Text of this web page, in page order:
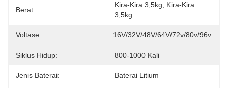
Berat:
Kira-Kira 3,5kg, Kira-Kira
3,5kg
Voltase: 16V/32V/48V/64V/72v/80v/96v
Siklus Hidup: 800-1000 Kali
Jenis Baterai: Baterai Litium